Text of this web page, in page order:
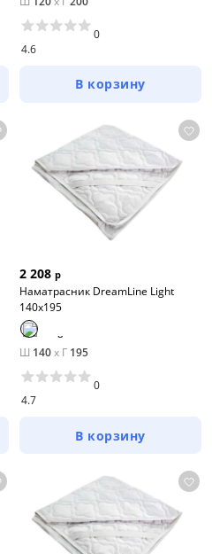
4.6
0
В корзину
2 208 р
Наматрасник DreamLine Light
140х195
Ш 140x Г 195
4.7
0
В корзину